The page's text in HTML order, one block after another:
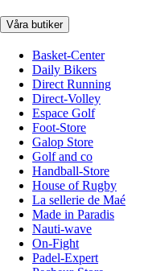
Våra butiker
Basket-Center
Daily Bikers
Direct Running
Direct-Volley
Espace Golf
Foot-Store
Galop Store
Golf and co
Handball-Store
House of Rugby
La sellerie de Maé
Made in Paradis
Nauti-wave
On-Fight
Padel-Expert